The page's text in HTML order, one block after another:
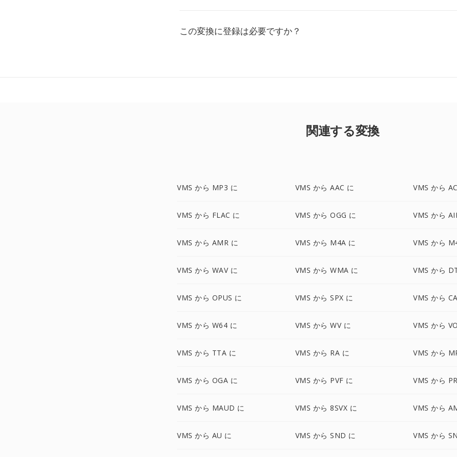
この変換に登録は必要ですか？
関連する変換
VMS から MP3 に VMS から AAC に VMS から
VMS から FLAC に VMS から OGG に VMS から
VMS から AMR に VMS から M4A に VMS から
VMS から WAV に VMS から WMA に VMS から
VMS から OPUS に VMS から SPX に VMS から
VMS から W64 に VMS から WV に VMS から
VMS から TTA に VMS から RA に VMS から
VMS から OGA に VMS から PVF に VMS から
VMS から MAUD に VMS から 8SVX に VMS から
VMS から AU に VMS から SND に VMS から